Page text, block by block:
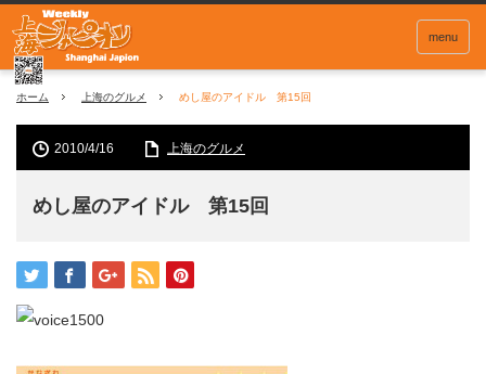
menu
ホーム 上海のグルメ めし屋のアイドル 第15回
2010/4/16 上海のグルメ
めし屋のアイドル 第15回